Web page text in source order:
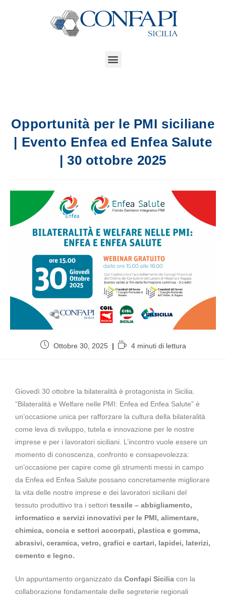
Opportunità per le PMI siciliane
| Evento Enfea ed Enfea Salute
| 30 ottobre 2025
Ottobre 30, 2025 4 minuti di lettura
Giovedì 30 ottobre la bilateralità è protagonista in Sicilia.
“Bilateralità e Welfare nelle PMI: Enfea ed Enfea Salute” è
un’occasione unica per rafforzare la cultura della bilateralità
come leva di sviluppo, tutela e innovazione per le nostre
imprese e per i lavoratori siciliani. L’incontro vuole essere un
momento di conoscenza, confronto e consapevolezza:
un’occasione per capire come gli strumenti messi in campo
da Enfea ed Enfea Salute possano concretamente migliorare
la vita delle nostre imprese e dei lavoratori siciliani del
tessuto produttivo tra i settori tessile – abbigliamento,
informatico e servizi innovativi per le PMI, alimentare,
chimica, concia e settori accorpati, plastica e gomma,
abrasivi, ceramica, vetro, grafici e cartari, lapidei, laterizi,
cemento e legno.
Un appuntamento organizzato da Confapi Sicilia con la
collaborazione fondamentale delle segreterie regionali